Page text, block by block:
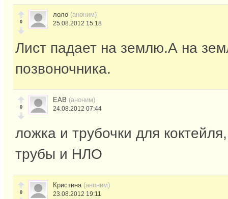
0
лоло (аноним)
25.08.2012 15:18
Лист падает на землю.А на
позвоночника.
0
ЕАВ (аноним)
24.08.2012 07:44
ложка и трубочки для
трубы и НЛО
0
Кристина (аноним)
23.08.2012 19:11